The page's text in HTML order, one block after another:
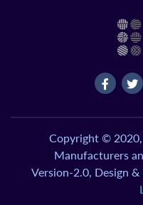
Copyright © 2020,
Manufacturers
Version-2.0, Design